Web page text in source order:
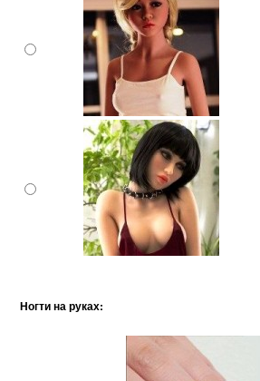
Ногти на руках: